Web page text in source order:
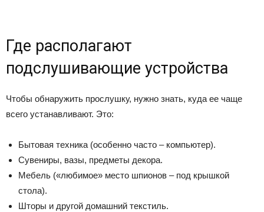
Где располагают
подслушивающие устройства
Чтобы обнаружить прослушку, нужно знать, куда ее чаще
всего устанавливают. Это:
Бытовая техника (особенно часто – компьютер).
Сувениры, вазы, предметы декора.
Мебель («любимое» место шпионов – под крышкой
стола).
Шторы и другой домашний текстиль.